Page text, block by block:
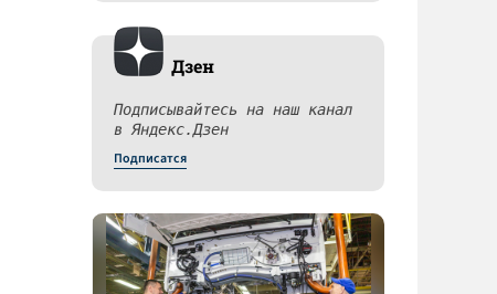
Дзен
Подписывайтесь на наш канал
в Яндекс.Дзен
Подписатся